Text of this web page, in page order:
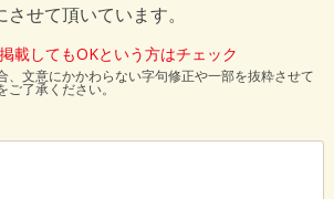
せて頂いています。
載してもOKという方はチェック
文意にかかわらない字句修正や一部を抜粋させて
ご了承ください。